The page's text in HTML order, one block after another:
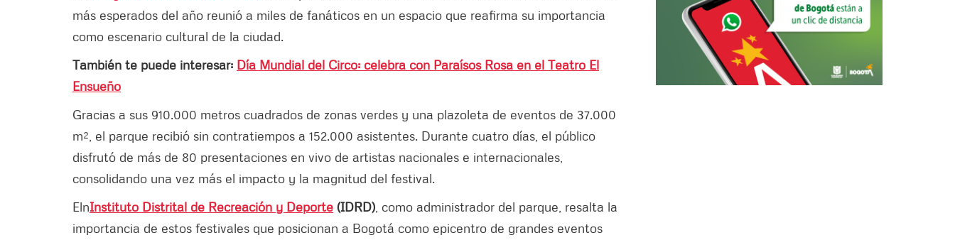
más esperados del año reunió a miles de fanáticos en un espacio que reafirma su importancia
como escenario cultural de la ciudad.
También te puede interesar: Día Mundial del Circo: celebra con Paraísos Rosa en el Teatro El
Ensueño
Gracias a sus 910.000 metros cuadrados de zonas verdes y una plazoleta de eventos de 37.000
m², el parque recibió sin contratiempos a 152.000 asistentes. Durante cuatro días, el público
disfrutó de más de 80 presentaciones en vivo de artistas nacionales e internacionales,
consolidando una vez más el impacto y la magnitud del festival.
ElnInstituto Distrital de Recreación y Deporte (IDRD) , como administrador del parque, resalta la
importancia de estos festivales que posicionan a Bogotá como epicentro de grandes eventos